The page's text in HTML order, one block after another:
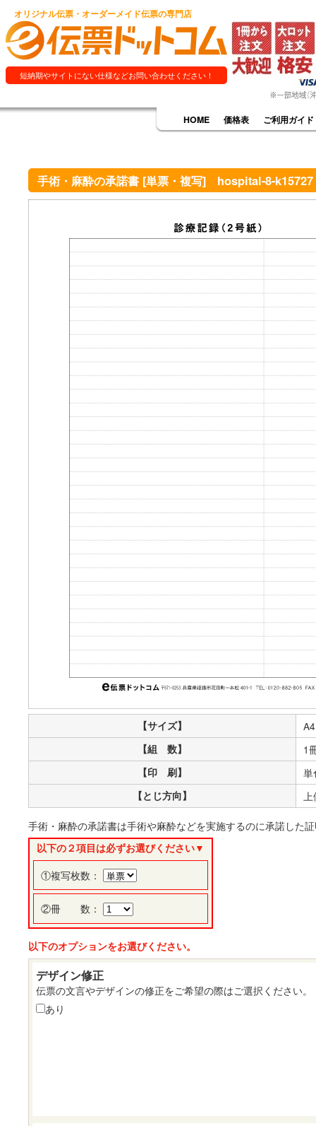
オリジナル伝票・オーダーメイド伝票の専門店
短納期やサイトにない仕様などお問い合わせください！
HOME 価格表 ご利用ガイド
手術・麻酔の承諾書 [単票・複写] hospital-8-k15727
【サイズ】 A4
【組 数】 1
【印 刷】 単
【とじ方向】 上
手術・麻酔の承諾書は手術や麻酔などを実施するのに承諾した
以下の２項目は必ずお選びください▼
①複写枚数：
②冊 数：
以下のオプションをお選びください。
デザイン修正
伝票の文言やデザインの修正をご希望の際はご選択ください。
あり